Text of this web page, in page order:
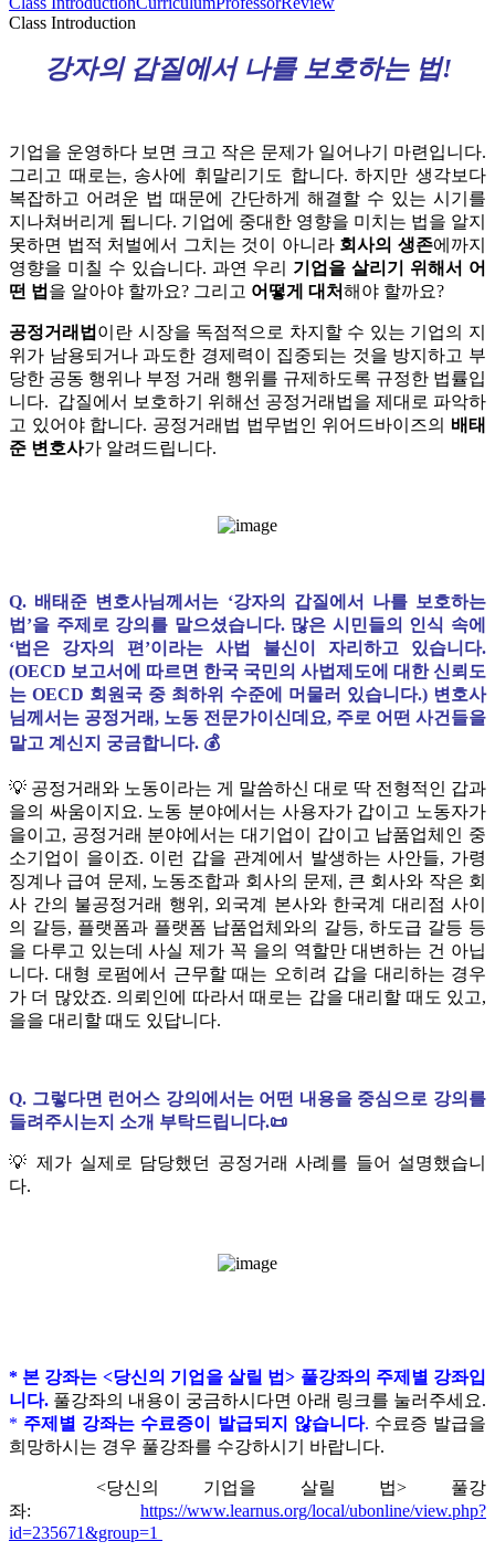
Class Introduction
강자의 갑질에서 나를 보호하는 법!
기업을 운영하다 보면 크고 작은 문제가 일어나기 마련입니다.
그리고 때로는, 송사에 휘말리기도 합니다. 하지만 생각보다
복잡하고 어려운 법 때문에 간단하게 해결할 수 있는 시기를
지나쳐버리게 됩니다. 기업에 중대한 영향을 미치는 법을 알지
못하면 법적 처벌에서 그치는 것이 아니라 회사의 생존에까지
영향을 미칠 수 있습니다. 과연 우리 기업을 살리기 위해서 어
떤 법 을 알아야 할까요? 그리고 어떻게 대처해야 할까요?
공정거래법 이란 시장을 독점적으로 차지할 수 있는 기업의 지
위가 남용되거나 과도한 경제력이 집중되는 것을 방지하고 부
당한 공동 행위나 부정 거래 행위를 규제하도록 규정한 법률입
니다. 갑질에서 보호하기 위해선 공정거래법을 제대로 파악하
고 있어야 합니다. 공정거래법 법무법인 위어드바이즈의 배태
준 변호사가 알려드립니다.
Q. 배태준 변호사님께서는 ‘강자의 갑질에서 나를 보호하는
법’을 주제로 강의를 맡으셨습니다. 많은 시민들의 인식 속에
‘법은 강자의 편’이라는 사법 불신이 자리하고 있습니다.
(OECD 보고서에 따르면 한국 국민의 사법제도에 대한 신뢰도
는 OECD 회원국 중 최하위 수준에 머물러 있습니다.) 변호사
님께서는 공정거래, 노동 전문가이신데요, 주로 어떤 사건들을
맡고 계신지 궁금합니다. 💰
💡 공정거래와 노동이라는 게 말씀하신 대로 딱 전형적인 갑과
을의 싸움이지요. 노동 분야에서는 사용자가 갑이고 노동자가
을이고, 공정거래 분야에서는 대기업이 갑이고 납품업체인 중
소기업이 을이죠. 이런 갑을 관계에서 발생하는 사안들, 가령
징계나 급여 문제, 노동조합과 회사의 문제, 큰 회사와 작은 회
사 간의 불공정거래 행위, 외국계 본사와 한국계 대리점 사이
의 갈등, 플랫폼과 플랫폼 납품업체와의 갈등, 하도급 갈등 등
을 다루고 있는데 사실 제가 꼭 을의 역할만 대변하는 건 아닙
니다. 대형 로펌에서 근무할 때는 오히려 갑을 대리하는 경우
가 더 많았죠. 의뢰인에 따라서 때로는 갑을 대리할 때도 있고,
을을 대리할 때도 있답니다.
Q. 그렇다면 런어스 강의에서는 어떤 내용을 중심으로 강의를
들려주시는지 소개 부탁드립니다.📜
💡 제가 실제로 담당했던 공정거래 사례를 들어 설명했습니
다.
* 본 강좌는 <당신의 기업을 살릴 법> 풀강좌의 주제별 강좌입
니다. 풀강좌의 내용이 궁금하시다면 아래 링크를 눌러주세요.
* 주제별 강좌는 수료증이 발급되지 않습니다. 수료증 발급을
희망하시는 경우 풀강좌를 수강하시기 바랍니다.
<당신의 기업을 살릴 법> 풀강
좌: https://www.learnus.org/local/ubonline/view.php?
id=235671&group=1